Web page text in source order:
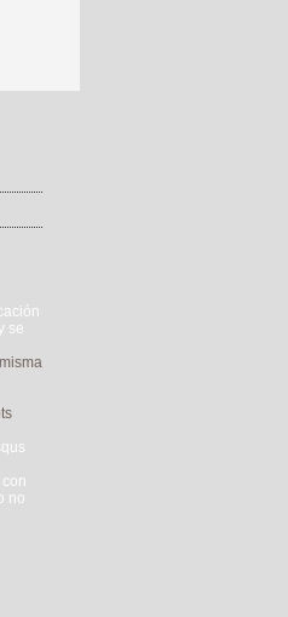
se
no